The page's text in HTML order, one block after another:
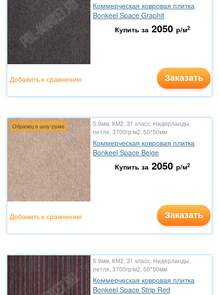
Коммерческая ковровая плитка
Bonkeel Space Graphit
Купить за 2050 р/м2
Заказать
Добавить к сравнению
Образец в шоу-руме
5.9мм, КМ2, 31 класс, Нидерланды,
петля, 3700гр/м2, 50*50мм
Коммерческая ковровая плитка
Bonkeel Space Beige
Купить за 2050 р/м2
Заказать
Добавить к сравнению
5.9мм, КМ2, 31 класс, Нидерланды,
петля, 3700гр/м2, 50*50мм
Коммерческая ковровая плитка
Bonkeel Space Strip Red